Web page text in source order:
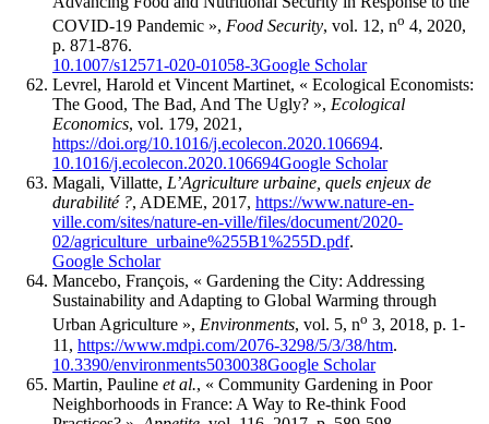
COVID-19 Pandemic », Food Security, vol. 12, no 4, 2020,
p. 871-876.
10.1007/s12571-020-01058-3Google Scholar
Levrel, Harold et Vincent Martinet, « Ecological Economists:
The Good, The Bad, And The Ugly? », Ecological
Economics, vol. 179, 2021,
https://doi.org/10.1016/j.ecolecon.2020.106694.
10.1016/j.ecolecon.2020.106694Google Scholar
Magali, Villatte, L’Agriculture urbaine, quels enjeux de
durabilité ?, ADEME, 2017, https://www.nature-en-
ville.com/sites/nature-en-ville/files/document/2020-
02/agriculture_urbaine%255B1%255D.pdf.
Google Scholar
Mancebo, François, « Gardening the City: Addressing
Sustainability and Adapting to Global Warming through
Urban Agriculture », Environments, vol. 5, no 3, 2018, p. 1-
11, https://www.mdpi.com/2076-3298/5/3/38/htm.
10.3390/environments5030038Google Scholar
Martin, Pauline et al., « Community Gardening in Poor
Neighborhoods in France: A Way to Re-think Food